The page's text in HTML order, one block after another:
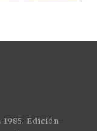
Edición